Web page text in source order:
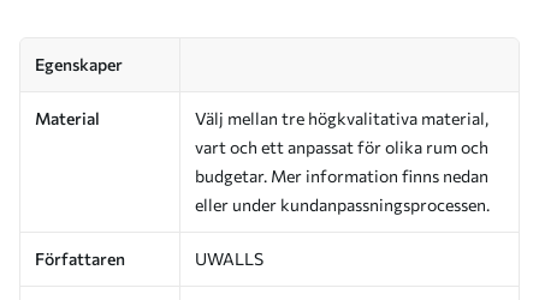
Egenskaper
Material
Välj mellan tre högkvalitativa material,
vart och ett anpassat för olika rum och
budgetar. Mer information finns nedan
eller under kundanpassningsprocessen.
Författaren UWALLS